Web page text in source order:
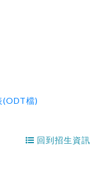
(ODT檔)
回到招生資訊